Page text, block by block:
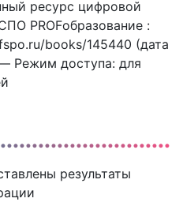
ресурс цифровой
PROFобразование :
books/145440 (дата
Режим доступа: для
результаты